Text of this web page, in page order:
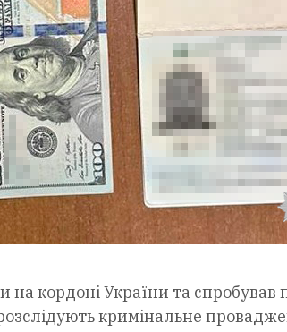
кордоні України та спробував
кримінальне